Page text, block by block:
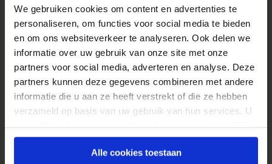
We gebruiken cookies om content en advertenties te
personaliseren, om functies voor social media te bieden
en om ons websiteverkeer te analyseren. Ook delen we
informatie over uw gebruik van onze site met onze
partners voor social media, adverteren en analyse. Deze
partners kunnen deze gegevens combineren met andere
informatie die u aan ze heeft verstrekt of die ze hebben
verzameld op basis van uw gebruik van hun services. U
gebruiken.
Alle cookies toestaan
tegenstelling tot wat mensen denken komt er
bij een mobiele website meer kijken dan alleen
maar de juiste schermresolutie. Bedenke je hoe
dat mobiele bezoekers jouw website willen
gebruiken, en of een kleine versie van jouw
normale website hier goed op inspeelt. Als je
doelen gebruiken dan bezoekers van je
desktopsite, of bepaalde features van je website
weinig mobiel-vriendelijk zijn (zoals veel